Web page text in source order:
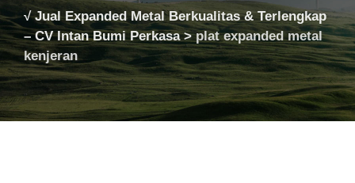
√ Jual Expanded Metal Berkualitas & Terlengkap
– CV Intan Bumi Perkasa>plat expanded metal
kenjeran